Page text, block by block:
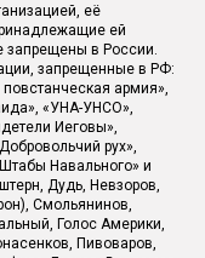
её
ей
запрещены в России.
запрещенные в РФ:
армия»,
«УНА-УНСО»,
Иеговы»,
рух»,
Навального» и
Дудь, Невзоров,
Смольянинов,
Голос Америки,
Пивоваров,